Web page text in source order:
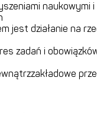
naukowymi i
jest działanie na
zadań i